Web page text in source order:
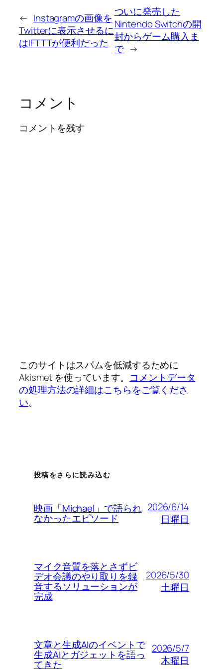
← Instagramの画像を
Twitterに表示させるに
はIFTTTが便利だった
ついに発売した
Nintendo Switchの開
封からゲーム購入ま
で →
コメント
コメントを残す
このサイトはスパムを低減するために
Akismet を使っています。 コメントデータ
の処理方法の詳細はこちらをご覧くださ
い。
投稿をさらに読み込む
映画「Michael」で語られ
なかったエピソード
2026/6/14
日曜日
マイク音質を落とさずビ
デオ会議のやり取りを録
音するソリューションが
完成
2026/5/30
土曜日
文章と生成AIのイベントで
生成AIとガジェットを語っ
てきた
2026/5/7
木曜日